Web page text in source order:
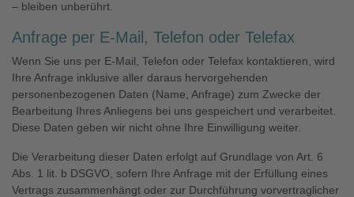
– bleiben unberührt.
Anfrage per E-Mail, Telefon oder Telefax
Wenn Sie uns per E-Mail, Telefon oder Telefax kontaktieren, wird
Ihre Anfrage inklusive aller daraus hervorgehenden
personenbezogenen Daten (Name, Anfrage) zum Zwecke der
Bearbeitung Ihres Anliegens bei uns gespeichert und verarbeitet.
Diese Daten geben wir nicht ohne Ihre Einwilligung weiter.
Die Verarbeitung dieser Daten erfolgt auf Grundlage von Art. 6
Abs. 1 lit. b DSGVO, sofern Ihre Anfrage mit der Erfüllung eines
Vertrags zusammenhängt oder zur Durchführung vorvertraglicher